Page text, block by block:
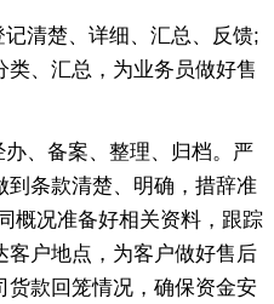
清楚、详细、汇总、反馈;
、汇总，为业务员做好售
、备案、整理、归档。严
到条款清楚、明确，措辞准
概况准备好相关资料，跟踪
客户地点，为客户做好售后
货款回笼情况，确保资金安